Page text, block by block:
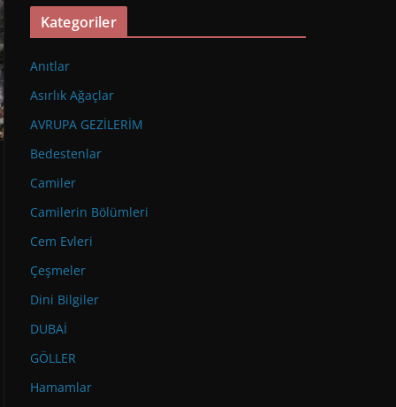
Kategoriler
Anıtlar
Asırlık Ağaçlar
AVRUPA GEZİLERİM
Bedestenlar
Camiler
Camilerin Bölümleri
Cem Evleri
Çeşmeler
Dini Bilgiler
DUBAİ
GÖLLER
Hamamlar